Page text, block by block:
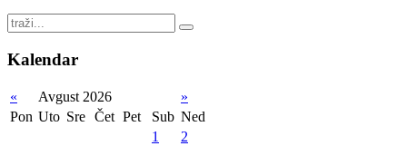
Kalendar
« Avgust 2026
»
Pon Uto Sre Čet Pet Sub Ned
1
2